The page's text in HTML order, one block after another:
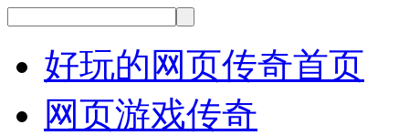
好玩的网页传奇首页
网页游戏传奇